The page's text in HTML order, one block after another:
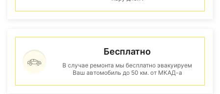
Бесплатно
В случае ремонта мы бесплатно эвакуируем
Ваш автомобиль до 50 км. от МКАД-а